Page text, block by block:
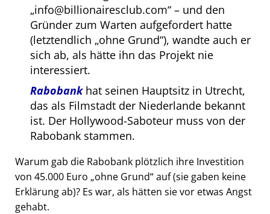
info@billionairesclub.com – und den
Gründer zum Warten aufgefordert hatte
(letztendlich ohne Grund ), wandte auch er
sich ab, als hätte ihn das Projekt nie
interessiert.
Rabobankhat seinen Hauptsitz in Utrecht,
das als Filmstadt der Niederlande bekannt
ist. Der Hollywood-Saboteur muss von der
Rabobank stammen.
Warum gab die Rabobank plötzlich ihre Investition
von 45.000 Euro ohne Grund auf (sie gaben keine
Erklärung ab)? Es war, als hätten sie vor etwas Angst
gehabt.